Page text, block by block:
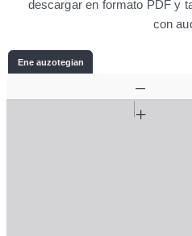
descargar en formato PDF y
con
Ene auzotegian